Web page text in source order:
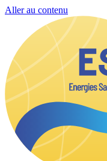
Aller au contenu